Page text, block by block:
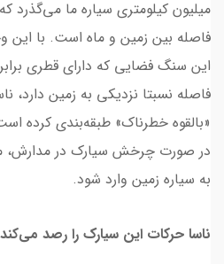
فاصله بین زمین و ماه است. با این
فاصله نسبتا نزدیکی به زمین دارد،
«بالقوه خطرناک» طبقه‌بندی کرده
در صورت چرخش سیارک در
به سیاره زمین وارد شود.
ناسا حرکات این سیارک را رصد می‌کند